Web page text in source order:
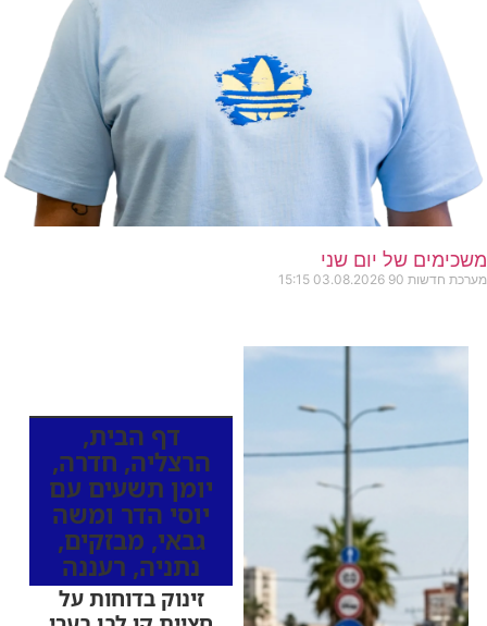
משכימים של יום שני
מערכת חדשות 90 03.08.2026
15:15
דף הבית,
הרצליה, חדרה,
יומן תשעים עם
יוסי הדר ומשה
גבאי, מבזקים,
נתניה, רעננה
זינוק בדוחות על